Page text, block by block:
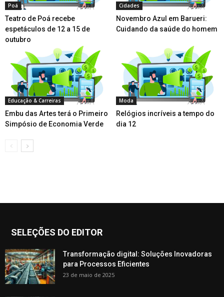
Poá
Teatro de Poá recebe
espetáculos de 12 a 15 de
outubro
Cidades
Novembro Azul em Barueri:
Cuidando da saúde do homem
Educação & Carreiras
Embu das Artes terá o Primeiro
Simpósio de Economia Verde
Moda
Relógios incríveis a tempo do
dia 12
SELEÇÕES DO EDITOR
Transformação digital: Soluções Inovadoras
para Processos Eficientes
23 de maio de 2025